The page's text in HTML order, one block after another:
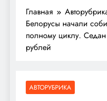
Главная
Белорусы начали
полному циклу.
рублей
АВТОРУБРИКА